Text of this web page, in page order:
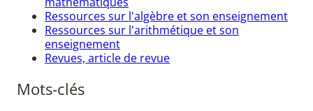
Ressources sur l'algèbre et son enseignement
Ressources sur l'arithmétique et son
enseignement
Revues, article de revue
Mots-clés